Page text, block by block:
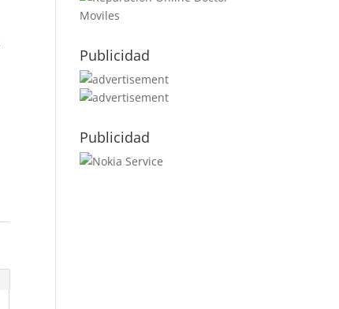
Publicidad
Publicidad